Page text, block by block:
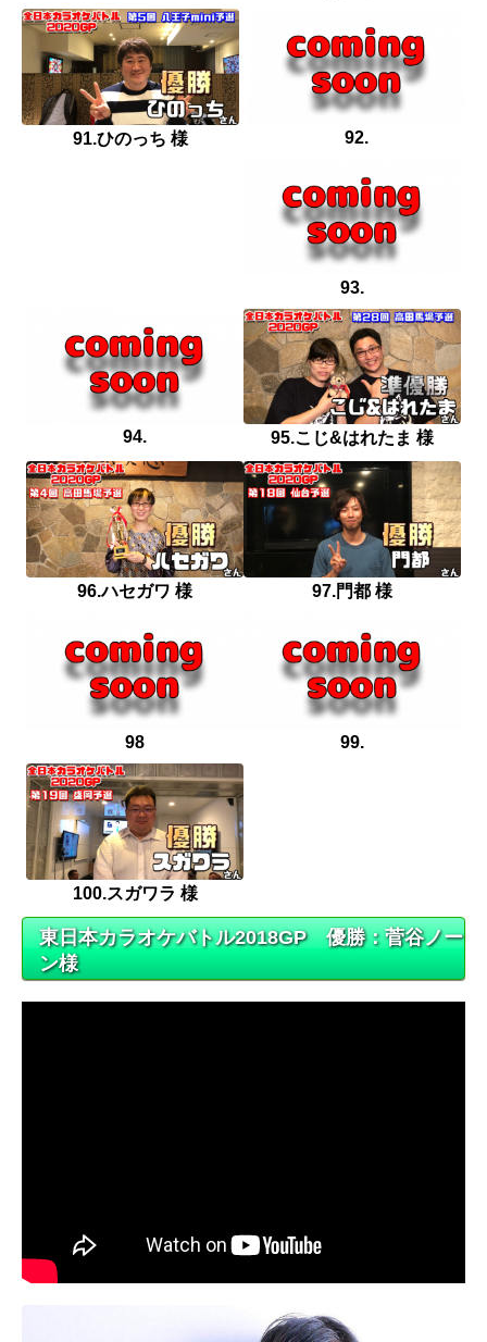
91.ひのっち 様 92.
93.
94. 95.こじ&はれたま 様
96.ハセガワ 様 97.門都 様
98 99.
100.スガワラ 様
東日本カラオケバトル2018GP 優勝：菅谷ノー
ン様